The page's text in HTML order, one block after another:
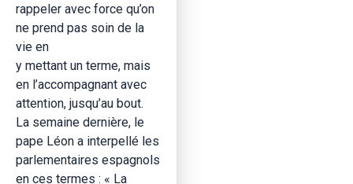
rappeler avec force qu’on
ne prend pas soin de la
vie en
y mettant un terme, mais
en l’accompagnant avec
attention, jusqu’au bout.
La semaine dernière, le
pape Léon a interpellé les
parlementaires espagnols
en ces termes : « La